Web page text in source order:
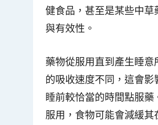
健食品，甚至是某些中
與有效性。
藥物從服用直到產生睡
的吸收速度不同，這會
睡前較恰當的時間點服
服用，食物可能會減緩